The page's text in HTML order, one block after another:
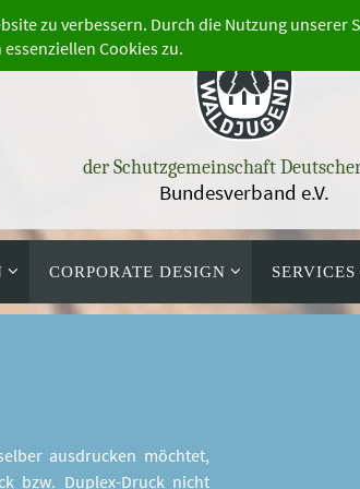
der Schutzgemeinschaft
Bundesverband e.V.
CORPORATE DESIGN
ausdrucken möchtet,
bzw. Duplex-Druck nicht